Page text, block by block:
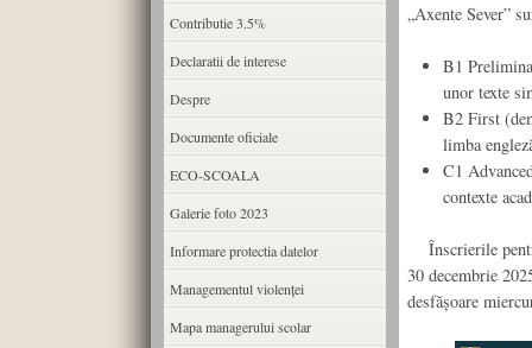
„Axente Sever”
B1
unor texte
B2 First
limba
C1
contexte
Înscrierile
30 decembrie
desfășoare
Contributie 3.5%
Declaratii de interese
Despre
Documente oficiale
ECO-SCOALA
Galerie foto 2023
Informare protectia datelor
Managementul violenței
Mapa managerului scolar